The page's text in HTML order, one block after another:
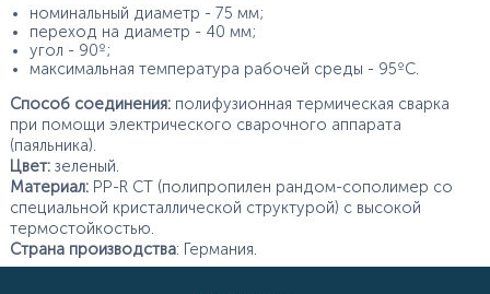
номинальный диаметр - 75 мм;
переход на диаметр - 40 мм;
угол - 90º;
максимальная температура рабочей среды - 95ºС.
Способ соединения:полифузионная термическая сварка
при помощи электрического сварочного аппарата
(паяльника).
Цвет:зеленый.
Материал:PP-R CT (полипропилен рандом-сополимер со
специальной кристаллической структурой) с высокой
термостойкостью.
Страна производства: Германия.